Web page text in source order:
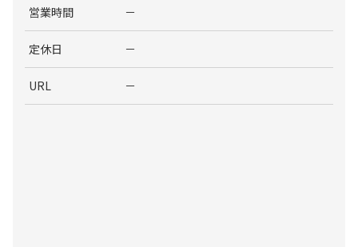
営業時間 －
定休日 －
URL －